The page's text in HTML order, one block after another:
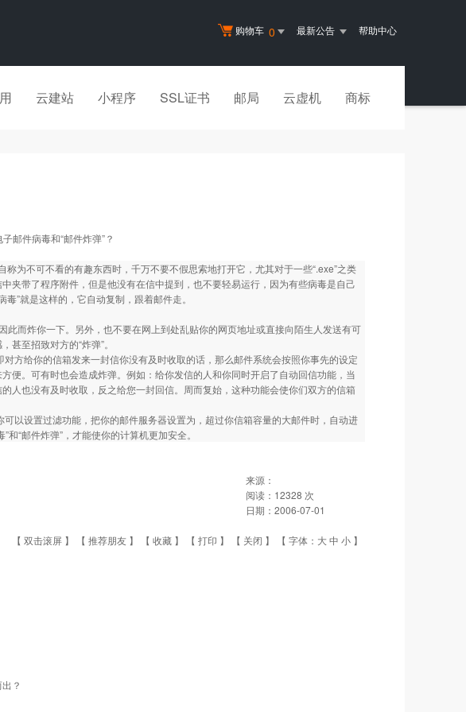
购物车 0 最新公告 帮助中心
云建站 小程序 SSL证书 邮局 云虚机 商标
邮件病毒和“邮件炸弹”？
为不可不看的有趣东西时，千万不要不假思索地打开它，尤其对于一些“.exe”之类
夹带了程序附件，但是他没有在信中提到，也不要轻易运行，因为有些病毒是自己
”就是这样的，它自动复制，跟着邮件走。
而炸你一下。另外，也不要在网上到处乱贴你的网页地址或直接向陌生人发送有可
至招致对方的“炸弹”。
方给你的信箱发来一封信你没有及时收取的话，那么邮件系统会按照你事先的设定
便。可有时也会造成炸弹。例如：给你发信的人和你同时开启了自动回信功能，当
人也没有及时收取，反之给您一封回信。周而复始，这种功能会使你们双方的信箱
以设置过滤功能，把你的邮件服务器设置为，超过你信箱容量的大邮件时，自动进
“邮件炸弹”，才能使你的计算机更加安全。
来源：
阅读： 12328 次
日期： 2006-07-01
【 双击滚屏 】 【 推荐朋友 】 【 收藏 】 【 打印 】 【 关闭 】 【 字体： 大中 小 】
？